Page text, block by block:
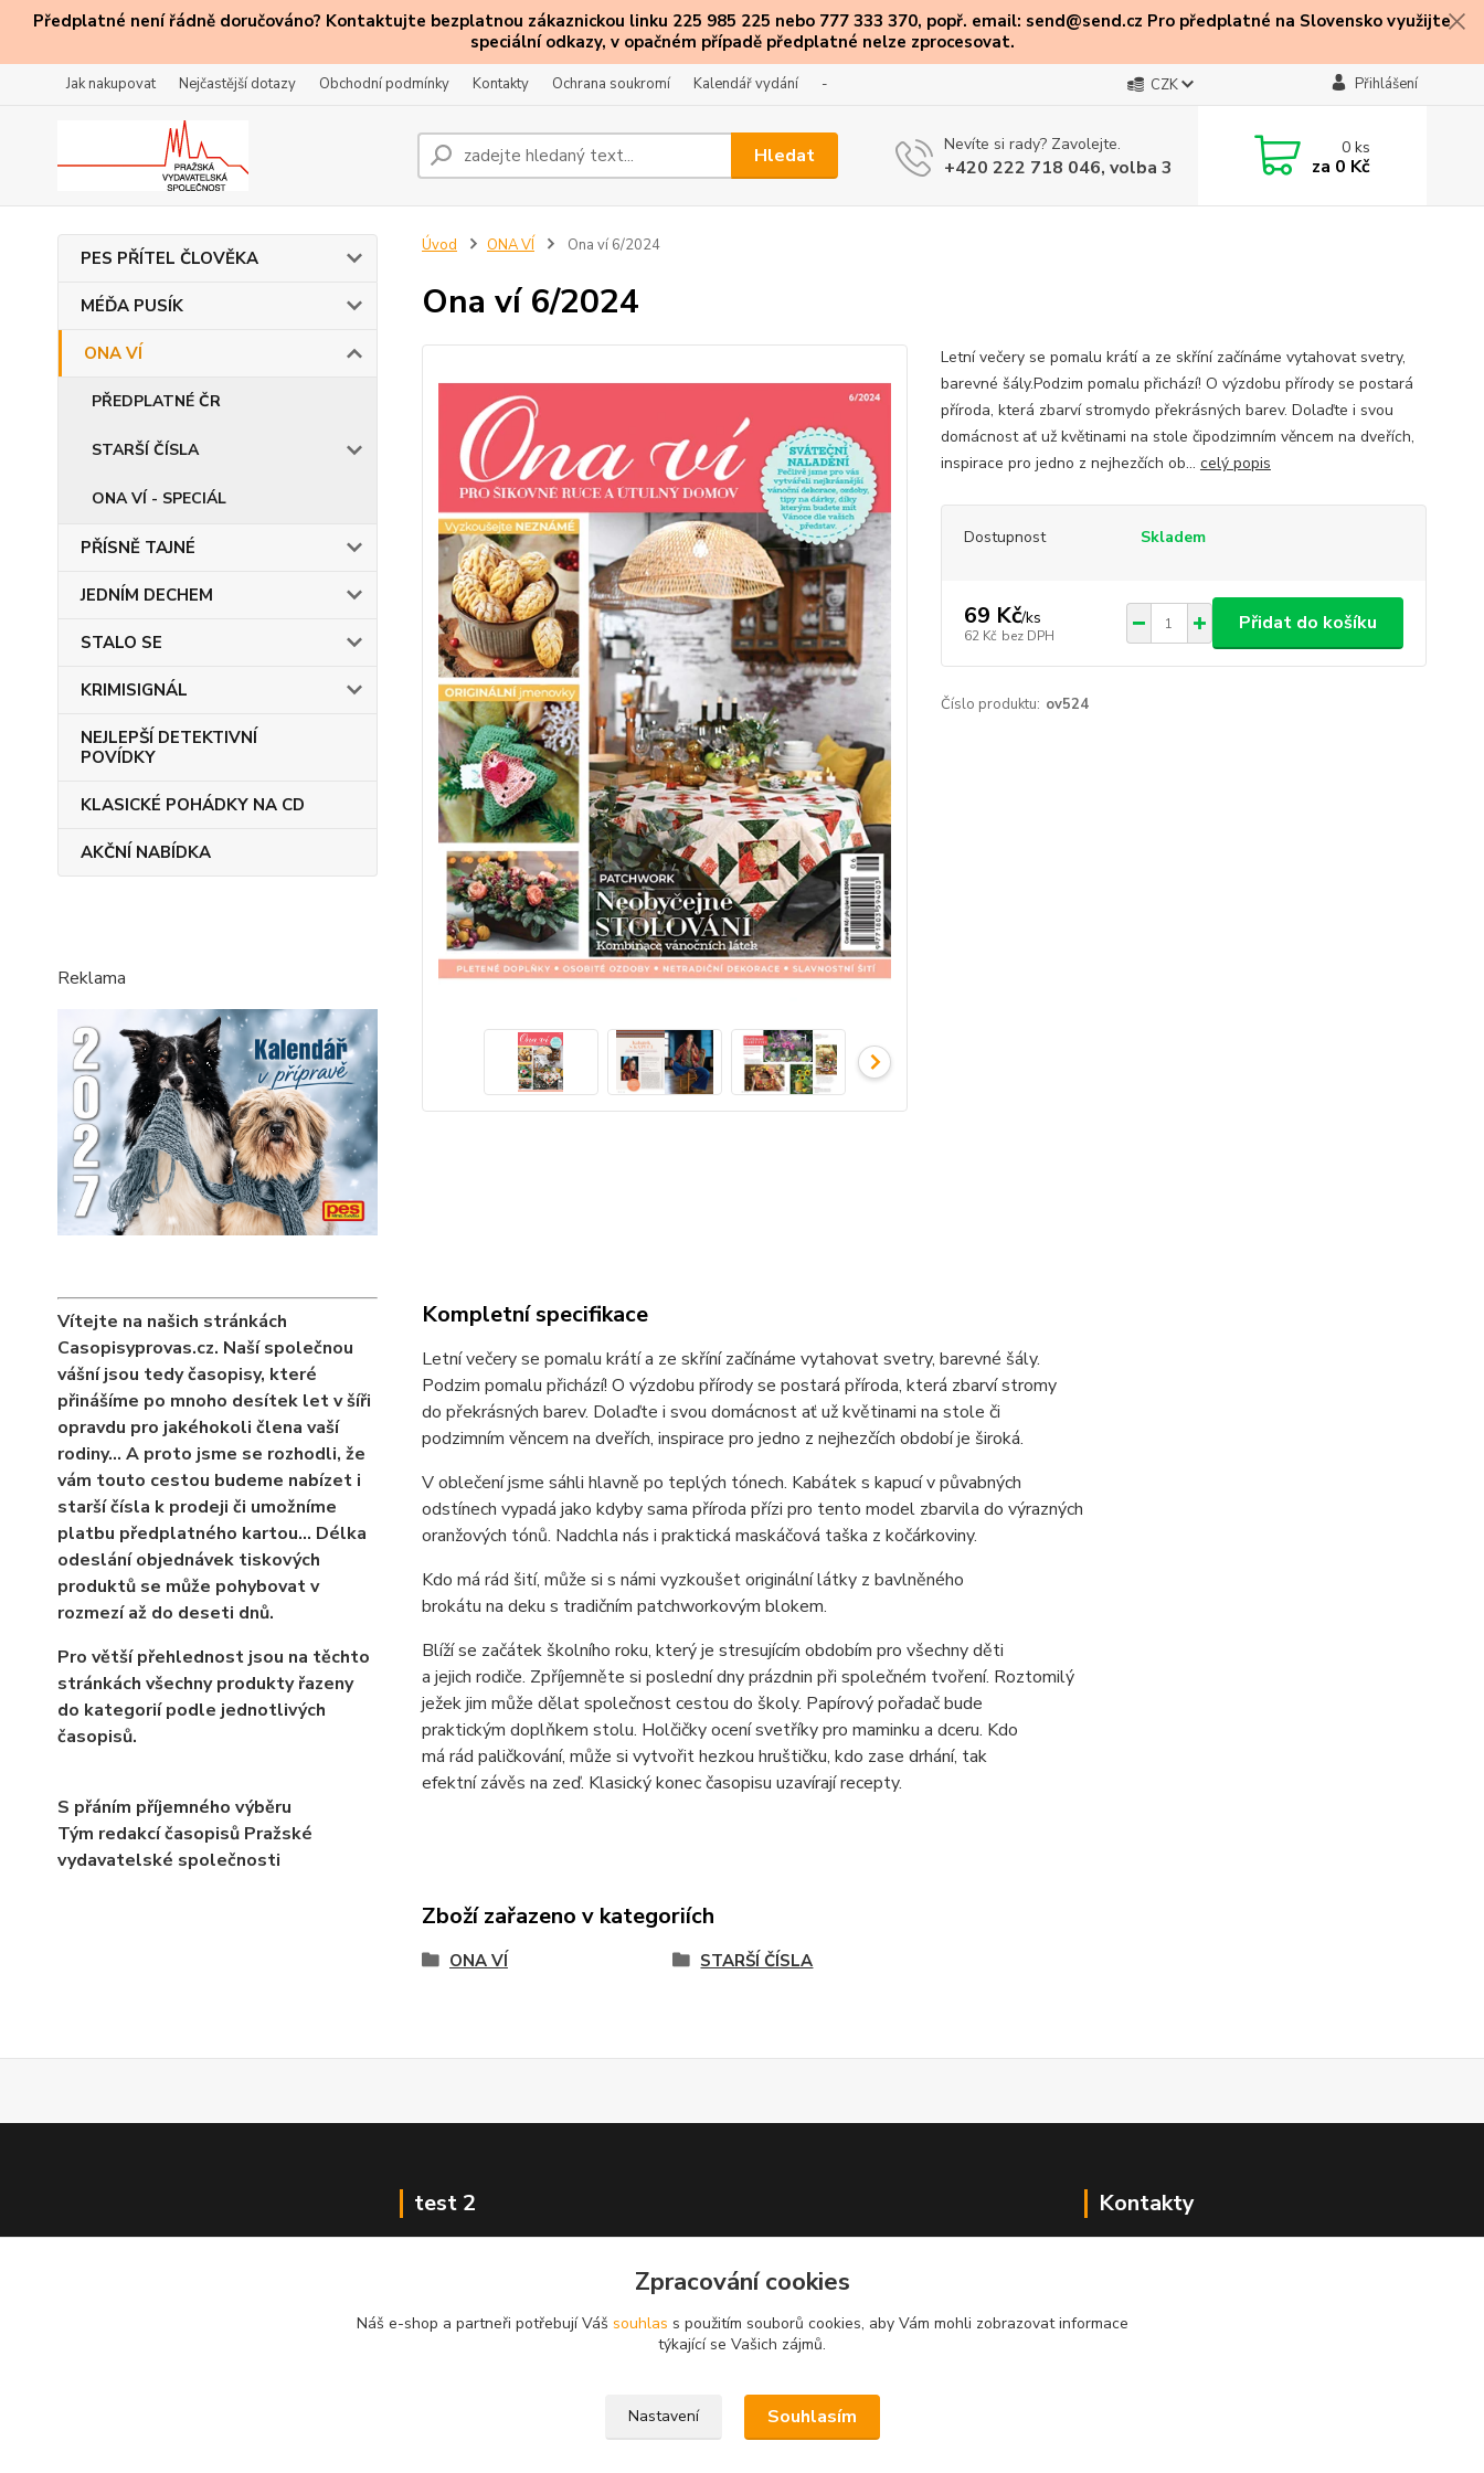
Předplatné není řádně doručováno? Kontaktujte bezplatnou zákaznickou linku 225 985 225 nebo 777 333 370, popř. email: send@send.cz Pro předplatné na Slovensko využijte
speciální odkazy, v opačném případě předplatné nelze zprocesovat.
Jak nakupovat Nejčastější dotazy Obchodní podmínky Kontakty Ochrana soukromí Kalendář vydání - CZK Přihlášení
Hledat Nevíte si rady? Zavolejte.
+420 222 718 046, volba 3
0ks
za 0 Kč
PES PŘÍTEL ČLOVĚKA
MÉĎA PUSÍK
ONA VÍ
PŘEDPLATNÉ ČR
STARŠÍ ČÍSLA
ONA VÍ - SPECIÁL
PŘÍSNĚ TAJNÉ
JEDNÍM DECHEM
STALO SE
KRIMISIGNÁL
NEJLEPŠÍ DETEKTIVNÍ
POVÍDKY
KLASICKÉ POHÁDKY NA CD
AKČNÍ NABÍDKA
Reklama
Vítejte na našich stránkách
Casopisyprovas.cz. Naší společnou
vášní jsou tedy časopisy, které
přinášíme po mnoho desítek let v šíři
opravdu pro jakéhokoli člena vaší
rodiny… A proto jsme se rozhodli, že
vám touto cestou budeme nabízet i
starší čísla k prodeji či umožníme
platbu předplatného kartou... Délka
odeslání objednávek tiskových
produktů se může pohybovat v
rozmezí až do deseti dnů.
Pro větší přehlednost jsou na těchto
stránkách všechny produkty řazeny
do kategorií podle jednotlivých
časopisů.
S přáním příjemného výběru
Tým redakcí časopisů Pražské
vydavatelské společnosti
Úvod ONA VÍ Ona ví 6/2024
Ona ví 6/2024
Letní večery se pomalu krátí a ze skříní začínáme vytahovat svetry,
barevné šály.Podzim pomalu přichází! O výzdobu přírody se postará
příroda, která zbarví stromydo překrásných barev. Dolaďte i svou
domácnost ať už květinami na stole čipodzimním věncem na dveřích,
inspirace pro jedno z nejhezčích ob... celý popis
Dostupnost Skladem
69 Kč/ks
62 Kč bez DPH
Přidat do košíku
Číslo produktu: ov524
Kompletní specifikace
Letní večery se pomalu krátí a ze skříní začínáme vytahovat svetry, barevné šály.
Podzim pomalu přichází! O výzdobu přírody se postará příroda, která zbarví stromy
do překrásných barev. Dolaďte i svou domácnost ať už květinami na stole či
podzimním věncem na dveřích, inspirace pro jedno z nejhezčích období je široká.
V oblečení jsme sáhli hlavně po teplých tónech. Kabátek s kapucí v půvabných
odstínech vypadá jako kdyby sama příroda přízi pro tento model zbarvila do výrazných
oranžových tónů. Nadchla nás i praktická maskáčová taška z kočárkoviny.
Kdo má rád šití, může si s námi vyzkoušet originální látky z bavlněného
brokátu na deku s tradičním patchworkovým blokem.
Blíží se začátek školního roku, který je stresujícím obdobím pro všechny děti
a jejich rodiče. Zpříjemněte si poslední dny prázdnin při společném tvoření. Roztomilý
ježek jim může dělat společnost cestou do školy. Papírový pořadač bude
praktickým doplňkem stolu. Holčičky ocení svetříky pro maminku a dceru. Kdo
má rád paličkování, může si vytvořit hezkou hruštičku, kdo zase drhání, tak
efektní závěs na zeď. Klasický konec časopisu uzavírají recepty.
Zboží zařazeno v kategoriích
ONA VÍ STARŠÍ ČÍSLA
test 2 Kontakty
Zpracování cookies
Náš e-shop a partneři potřebují Váš souhlas s použitím souborů cookies, aby Vám mohli zobrazovat informace
týkající se Vašich zájmů.
Nastavení Souhlasím